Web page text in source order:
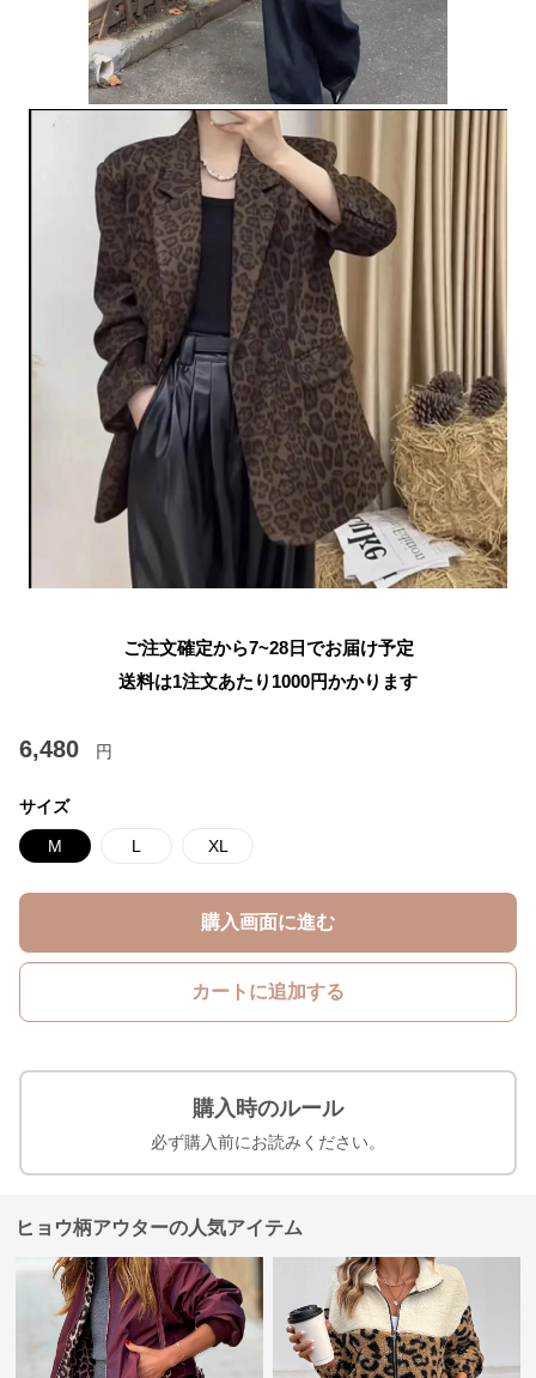
ご注文確定から7~28日でお届け予定
送料は1注文あたり 1000円かかります
6,480 円
サイズ
M L XL
購入画面に進む
カートに追加する
購入時のルール
必ず購入前にお読みください。
ヒョウ柄アウターの人気アイテム